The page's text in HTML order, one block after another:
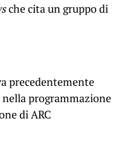
che cita un gruppo di
precedentemente
programmazione
di ARC